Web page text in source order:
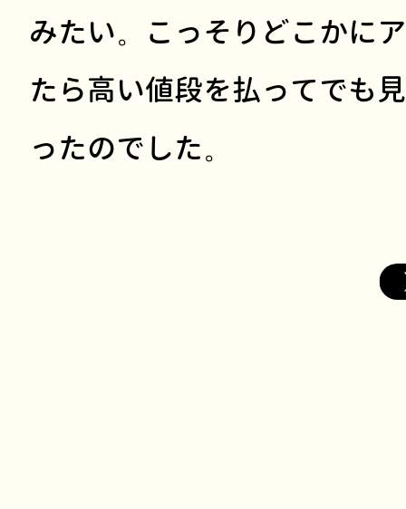
みたい。こっそりどこかに
たら高い値段を払ってでも
ったのでした。